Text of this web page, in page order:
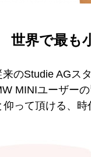
世界で最も
のStudie AGス
MINIユーザー
仰って頂ける、